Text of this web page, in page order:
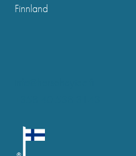
Finnland